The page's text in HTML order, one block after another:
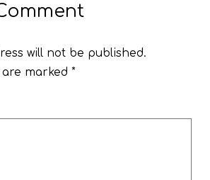
will not be published.
are marked *